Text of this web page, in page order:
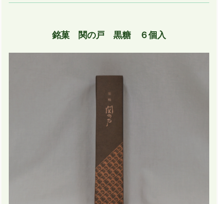
銘菓 関の戸 黒糖 ６個入